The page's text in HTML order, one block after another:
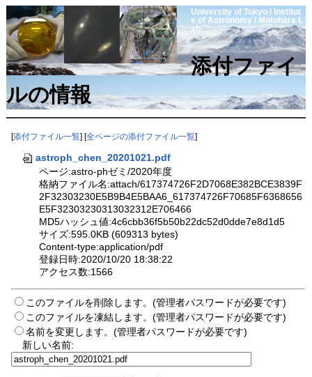
University of Tokyo / Institut
e of Astronomy / Motohara L
ab
添付ファイ
ルの情報
[添付ファイル一覧] [全ページの添付ファイル一覧]
astroph_chen_20201021.pdf
ページ:astro-phゼミ/2020年度
格納ファイル名:attach/617374726F2D7068E382BCE3839F
2F32303230E5B9B4E5BAA6_617374726F70685F6368656
E5F32303230313032312E706466
MD5ハッシュ値:4c6cbb36f5b50b22dc52d0dde7e8d1d5
サイズ:595.0KB (609313 bytes)
Content-type:application/pdf
登録日時:2020/10/20 18:38:22
アクセス数:1566
このファイルを削除します。(管理者パスワードが必要です)
このファイルを凍結します。(管理者パスワードが必要です)
名前を変更します。(管理者パスワードが必要です)
新しい名前: